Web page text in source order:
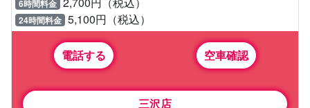
6時間料金
24時間料金 5,100円（税込）
電話する 空車確認
三沢店